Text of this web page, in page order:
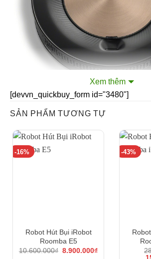
Roomba S9 thiết kế Maximized-Edge
Đến với phiên bản S9, người dùng
phiên bản hình tròn truyền thống nữa.
thể tiến gần hơn đến những bức
chúng một cách nhanh chóng.
Xem thêm
[devvn_quickbuy_form id="3480"]
SẢN PHẨM TƯƠNG TỰ
-16%
Robot Hút Bụi iRobot
Roomba E5
10.600.000₫ Giá
8.900.000₫Giá
-43%